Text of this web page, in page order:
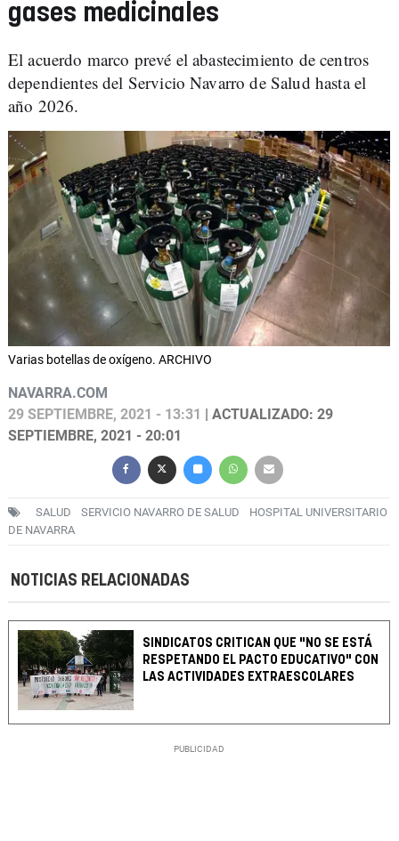
gases medicinales
El acuerdo marco prevé el abastecimiento de centros
dependientes del Servicio Navarro de Salud hasta el
año 2026.
Varias botellas de oxígeno. ARCHIVO
NAVARRA.COM
29 SEPTIEMBRE, 2021 - 13:31 | ACTUALIZADO: 29
SEPTIEMBRE, 2021 - 20:01
SALUD SERVICIO NAVARRO DE SALUD
HOSPITAL UNIVERSITARIO
DE NAVARRA
NOTICIAS RELACIONADAS
SINDICATOS CRITICAN QUE "NO SE ESTÁ
RESPETANDO EL PACTO EDUCATIVO" CON
LAS ACTIVIDADES EXTRAESCOLARES